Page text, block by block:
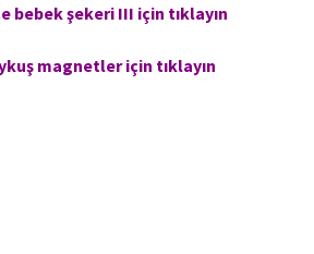
bebek şekeri III için tıklayın
magnetler için tıklayın